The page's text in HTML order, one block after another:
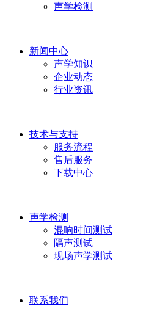
声学检测
新闻中心
声学知识
企业动态
行业资讯
技术与支持
服务流程
售后服务
下载中心
声学检测
混响时间测试
隔声测试
现场声学测试
联系我们